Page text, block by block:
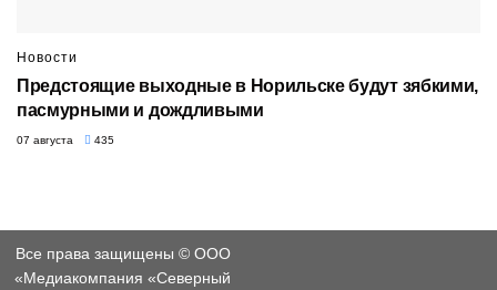
Новости
Предстоящие выходные в Норильске будут зябкими,
пасмурными и дождливыми
07 августа 435
Все права защищены © ООО
«Медиакомпания «Северный